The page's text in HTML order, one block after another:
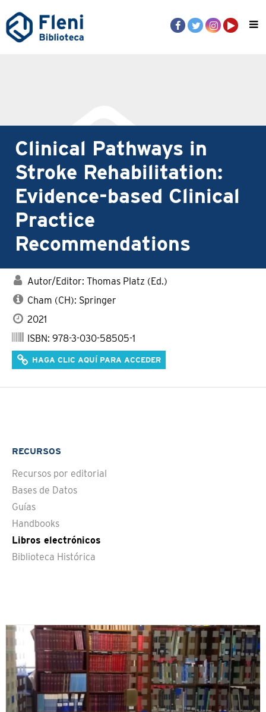
Clinical Pathways in
Stroke Rehabilitation:
Evidence-based Clinical
Practice
Recommendations
Autor/Editor: Thomas Platz (Ed.)
Cham (CH): Springer
2021
ISBN: 978-3-030-58505-1
HAGA CLIC AQUÍ PARA ACCEDER
RECURSOS
Recursos por editorial
Bases de Datos
Guías
Handbooks
Libros electrónicos
Biblioteca Histórica